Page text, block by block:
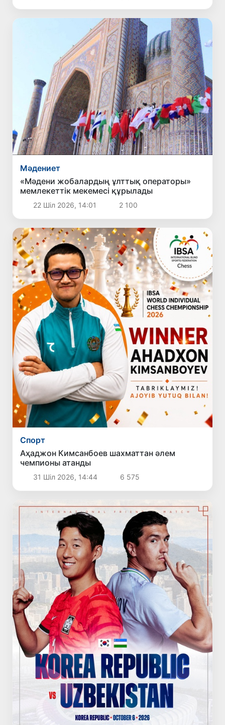
Мәдениет
«Мәдени жобалардың ұлттық операторы»
мемлекеттік мекемесі құрылады
22 Шіл 2026, 14:01 2 100
Спорт
Аҳаджон Кимсанбоев шахматтан әлем
чемпионы атанды
31 Шіл 2026, 14:44 6 575